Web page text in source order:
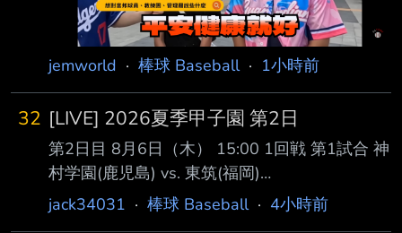
本研究發現，除了規律運動，觀看運動賽事、走
進球場感受熱血氛 圍，也能成為預防老年憂鬱
的新方法，每月到現場觀賽1至3次，憂鬱風險可
憂鬱症多發生於65
jemworld · 棒球 Baseball· 1小時前
32 [LIVE] 2026夏季甲子園 第2日
第2日目 8月6日（木） 15:00 1回戦 第1試合 神
村学園(鹿児島) vs. 東筑(福岡)
https://sports.yahoo.co.jp/livestream/vk/hsb/20
jack34031 · 棒球 Baseball· 4小時前